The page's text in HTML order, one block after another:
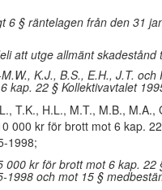
6 § räntelagen från den 31
att utge allmänt skadestånd
K.J., B.S., E.H., J.T. och
kap. 22 § Kollektivavtalet
T.K., H.L., M.T., M.B., M.A.,
000 kr för brott mot 6 kap.
1998;
000 kr för brott mot 6 kap. 22
1998 och mot 15 §